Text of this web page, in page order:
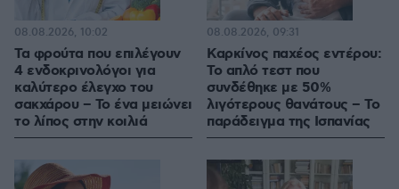
Τα φρούτα που επιλέγουν
4 ενδοκρινολόγοι για
καλύτερο έλεγχο του
σακχάρου – Το ένα μειώνει
το λίπος στην κοιλιά
08.08.2026, 10:02
Καρκίνος παχέος εντέρου:
Το απλό τεστ που
συνδέθηκε με 50%
λιγότερους θανάτους – Το
παράδειγμα της Ισπανίας
08.08.2026, 09:31